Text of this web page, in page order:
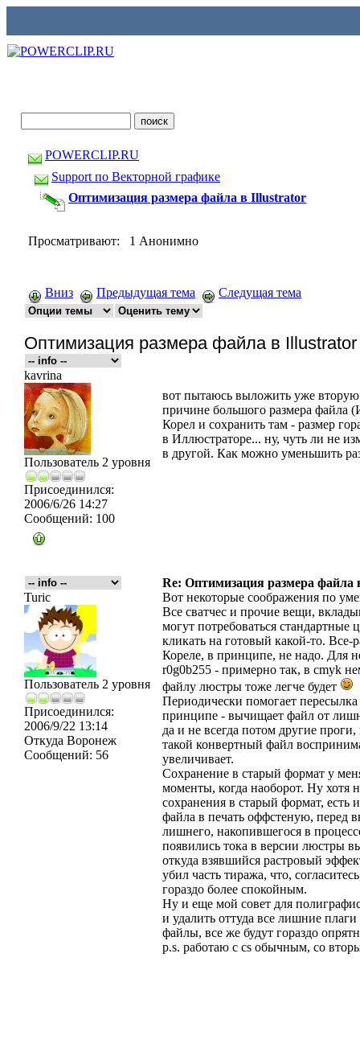
POWERCLIP.RU
Support по Векторной графике
Оптимизация размера файла в Illustrator
Просматривают: 1 Анонимно
Вниз Предыдущая тема Следущая тема
Оптимизация размера файла в Illustrator
kavrina
Пользователь 2 уровня
Присоединился:
2006/6/26 14:27
Сообщений: 100
вот пытаюсь выложить уже
причине большого размера файла
Корел и сохранить там - размер
в Иллюстраторе... ну, чуть ли не
в другой. Как можно уменьшить
Re: Оптимизация размера файла
Turic
Пользователь 2 уровня
Присоединился:
2006/9/22 13:14
Откуда Воронеж
Сообщений: 56
Вот некоторые соображения по
Все сватчес и прочие вещи,
могут потребоваться стандартные
кликать на готовый какой-то. Все-
Кореле, в принципе, не надо. Для
r0g0b255 - примерно так, в cmyk
файлу люстры тоже легче будет
Периодически помогает
принципе - вычищает файл от
да и не всегда потом другие
такой конвертный файл
увеличивает.
Сохранение в старый формат у
моменты, когда наоборот. Ну хотя
сохранения в старый формат, есть
файла в печать оффстеную, перед
лишнего, накопившегося в
появились тока в версии люстры
откуда взявшийся растровый
убил часть тиража, что,
гораздо более спокойным.
Ну и еще мой совет для
и удалить оттуда все лишние
файлы, все же будут гораздо
p.s. работаю с cs обычным, со